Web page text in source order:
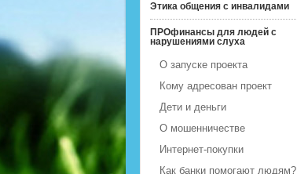
Этика общения с инвалидами
ПРОфинансы для людей с
нарушениями слуха
О запуске проекта
Кому адресован проект
Дети и деньги
О мошенничестве
Интернет-покупки
Как банки помогают людям?